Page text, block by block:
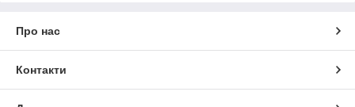
Про нас
Контакти